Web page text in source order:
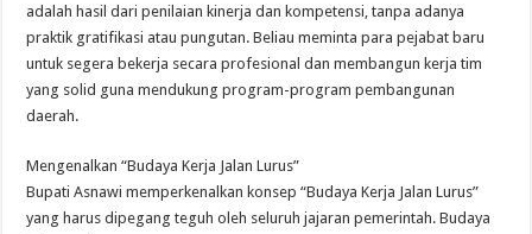
adalah hasil dari penilaian kinerja dan kompetensi, tanpa adanya
praktik gratifikasi atau pungutan. Beliau meminta para pejabat baru
untuk segera bekerja secara profesional dan membangun kerja tim
yang solid guna mendukung program-program pembangunan
daerah.
Mengenalkan “Budaya Kerja Jalan Lurus”
Bupati Asnawi memperkenalkan konsep “Budaya Kerja Jalan Lurus”
yang harus dipegang teguh oleh seluruh jajaran pemerintah. Budaya